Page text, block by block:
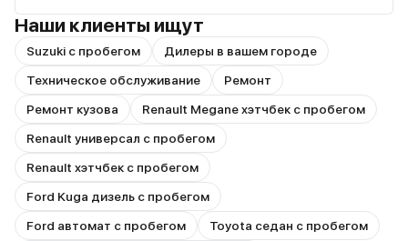
Наши клиенты ищут
Suzuki с пробегом
Дилеры в вашем городе
Техническое обслуживание
Ремонт
Ремонт кузова
Renault Megane хэтчбек с пробегом
Renault универсал с пробегом
Renault хэтчбек с пробегом
Ford Kuga дизель с пробегом
Ford автомат с пробегом
Toyota седан с пробегом